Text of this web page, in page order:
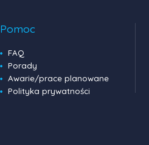
Pomoc
FAQ
Porady
Awarie/prace planowane
Polityka prywatności